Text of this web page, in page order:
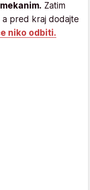
Zatim
a pred kraj dodajte
niko odbiti.